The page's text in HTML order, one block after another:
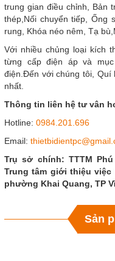
trung gian điều chỉnh, Bản
thép,Nối chuyển tiếp, Ống
rung, Khóa néo nêm, Tạ
Với nhiều chủng loại kích
từng cấp điện áp và
điện.Đến với chúng tôi,
nhất.
Thông tin liên hệ tư vân
Hotline: 0984.201.696
Email:
Trụ sở chính: TTTM
Trung tâm giới thiệu việc
phường Khai Quang, TP
Sản